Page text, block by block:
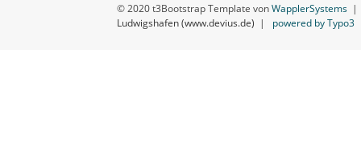
© 2020 t3Bootstrap Template vonWapplerSystems
Ludwigshafen (www.devius.de) | powered by Typo3